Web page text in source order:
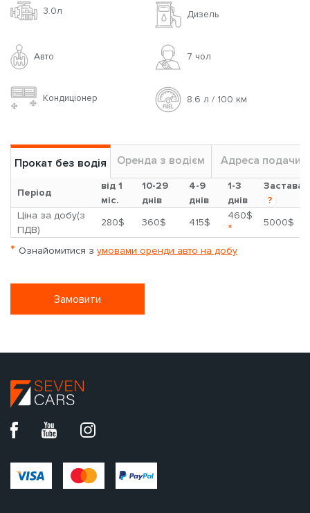
3.0л Дизель
Авто 7 чoл
Кондиціонер 8.6 л / 100 км
Прокат без водія Оренда з водієм Адреса подачи
Період
від 1
міс.
10-29
днів
4-9
днів
1-3
днів
Застава
?
Ціна за добу(з
ПДВ)
280$ 360$ 415$
460$
* 5000$
* Ознайомитися з умовами оренди авто на добу
Замовити